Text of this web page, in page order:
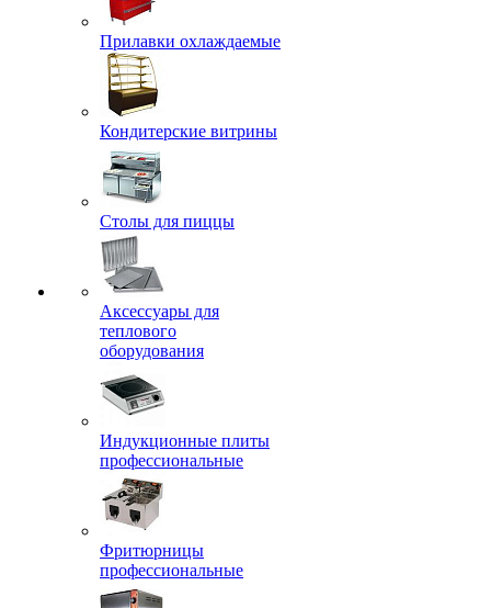
Прилавки охлаждаемые
Кондитерские витрины
Столы для пиццы
Аксессуары для
теплового
оборудования
Индукционные плиты
профессиональные
Фритюрницы
профессиональные